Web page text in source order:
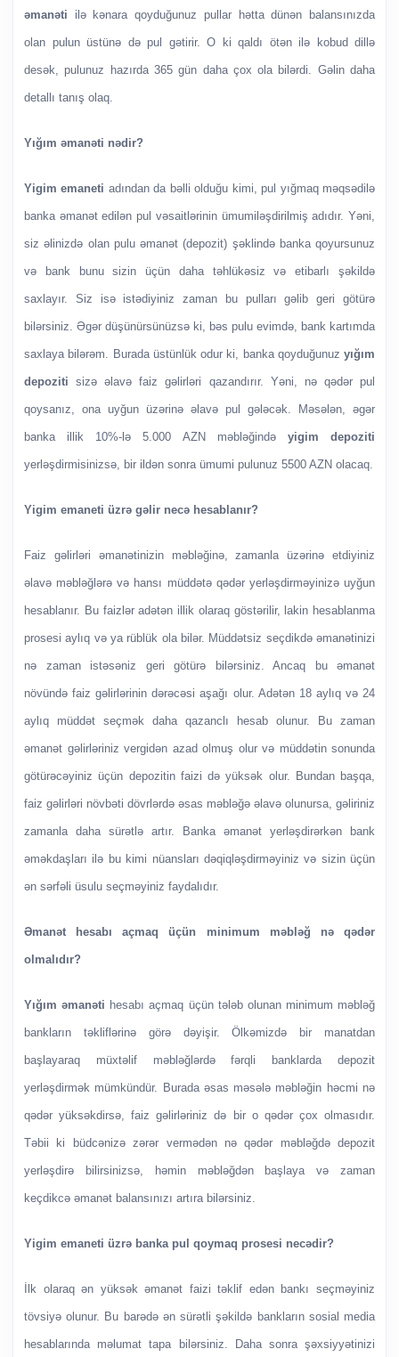
əmanəti ilə kənara qoyduğunuz pullar hətta dünən balansınızda
olan pulun üstünə də pul gətirir. O ki qaldı ötən ilə kobud dillə
desək, pulunuz hazırda 365 gün daha çox ola bilərdi. Gəlin daha
detallı tanış olaq.
Yığım əmanəti nədir?
Yigim emaneti adından da bəlli olduğu kimi, pul yığmaq məqsədilə
banka əmanət edilən pul vəsaitlərinin ümumiləşdirilmiş adıdır. Yəni,
siz əlinizdə olan pulu əmanət (depozit) şəklində banka qoyursunuz
və bank bunu sizin üçün daha təhlükəsiz və etibarlı şəkildə
saxlayır. Siz isə istədiyiniz zaman bu pulları gəlib geri götürə
bilərsiniz. Əgər düşünürsünüzsə ki, bəs pulu evimdə, bank kartımda
saxlaya bilərəm. Burada üstünlük odur ki, banka qoyduğunuz yığım
depozitisizə əlavə faiz gəlirləri qazandırır. Yəni, nə qədər pul
qoysanız, ona uyğun üzərinə əlavə pul gələcək. Məsələn, əgər
banka illik 10%-lə 5.000 AZN məbləğində yigim depoziti
yerləşdirmisinizsə, bir ildən sonra ümumi pulunuz 5500 AZN olacaq.
Yigim emaneti üzrə gəlir necə hesablanır?
Faiz gəlirləri əmanətinizin məbləğinə, zamanla üzərinə etdiyiniz
əlavə məbləğlərə və hansı müddətə qədər yerləşdirməyinizə uyğun
hesablanır. Bu faizlər adətən illik olaraq göstərilir, lakin hesablanma
prosesi aylıq və ya rüblük ola bilər. Müddətsiz seçdikdə əmanətinizi
nə zaman istəsəniz geri götürə bilərsiniz. Ancaq bu əmanət
növündə faiz gəlirlərinin dərəcəsi aşağı olur. Adətən 18 aylıq və 24
aylıq müddət seçmək daha qazanclı hesab olunur. Bu zaman
əmanət gəlirləriniz vergidən azad olmuş olur və müddətin sonunda
götürəcəyiniz üçün depozitin faizi də yüksək olur. Bundan başqa,
faiz gəlirləri növbəti dövrlərdə əsas məbləğə əlavə olunursa, gəliriniz
zamanla daha sürətlə artır. Banka əmanət yerləşdirərkən bank
əməkdaşları ilə bu kimi nüansları dəqiqləşdirməyiniz və sizin üçün
ən sərfəli üsulu seçməyiniz faydalıdır.
Əmanət hesabı açmaq üçün minimum məbləğ nə qədər
olmalıdır?
Yığım əmanəti hesabı açmaq üçün tələb olunan minimum məbləğ
bankların təkliflərinə görə dəyişir. Ölkəmizdə bir manatdan
başlayaraq müxtəlif məbləğlərdə fərqli banklarda depozit
yerləşdirmək mümkündür. Burada əsas məsələ məbləğin həcmi nə
qədər yüksəkdirsə, faiz gəlirləriniz də bir o qədər çox olmasıdır.
Təbii ki büdcənizə zərər vermədən nə qədər məbləğdə depozit
yerləşdirə bilirsinizsə, həmin məbləğdən başlaya və zaman
keçdikcə əmanət balansınızı artıra bilərsiniz.
Yigim emaneti üzrə banka pul qoymaq prosesi necədir?
İlk olaraq ən yüksək əmanət faizi təklif edən bankı seçməyiniz
tövsiyə olunur. Bu barədə ən sürətli şəkildə bankların sosial media
hesablarında məlumat tapa bilərsiniz. Daha sonra şəxsiyyətinizi